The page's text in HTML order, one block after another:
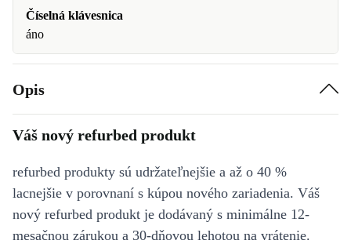
Číselná klávesnica
áno
Opis
Váš nový refurbed produkt
refurbed produkty sú udržateľnejšie a až o 40 %
lacnejšie v porovnaní s kúpou nového zariadenia. Váš
nový refurbed produkt je dodávaný s minimálne 12-
mesačnou zárukou a 30-dňovou lehotou na vrátenie.